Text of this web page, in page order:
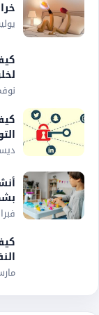
يوليو 16,
نوفمبر
فبراير
مارس